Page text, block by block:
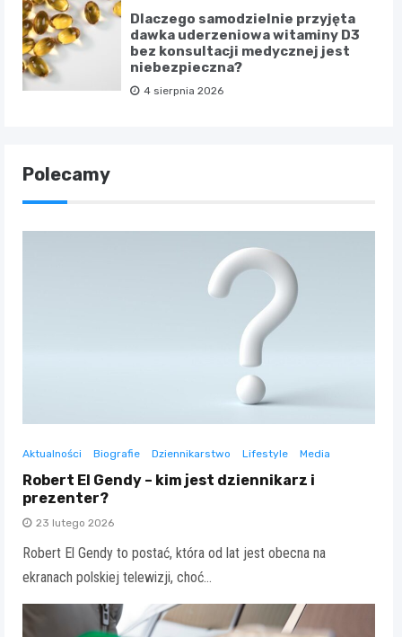
Dlaczego samodzielnie przyjęta
dawka uderzeniowa witaminy D3
bez konsultacji medycznej jest
niebezpieczna?
4 sierpnia 2026
Polecamy
Aktualności Biografie Dziennikarstwo Lifestyle Media
Robert El Gendy – kim jest dziennikarz i
prezenter?
23 lutego 2026
Robert El Gendy to postać, która od lat jest obecna na
ekranach polskiej telewizji, choć…